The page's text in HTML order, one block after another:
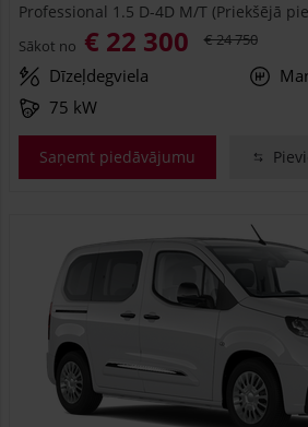
Professional 1.5 D-4D M/T (Priekšējā
Sākot no € 22 300 € 24 750
Dīzeļdegviela
75 kW
Saņemt piedāvājumu